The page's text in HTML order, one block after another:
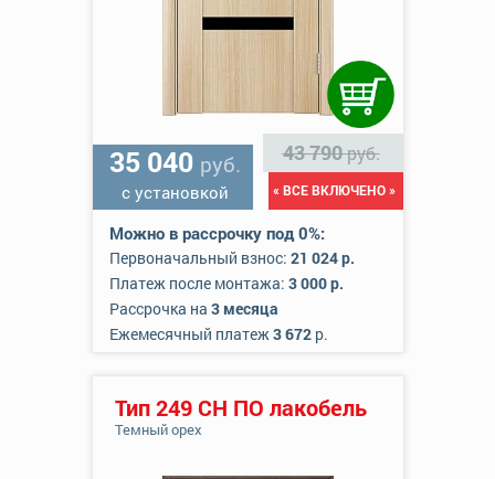
35 040 руб.
с установкой
43 790руб.
« ВСЕ ВКЛЮЧЕНО »
Можно в рассрочку под 0%:
Первоначальный взнос: 21 024 р.
Платеж после монтажа: 3 000 р.
Рассрочка на 3 месяца
Ежемесячный платеж3 672р.
Тип 249 СН ПО лакобель
Темный орех